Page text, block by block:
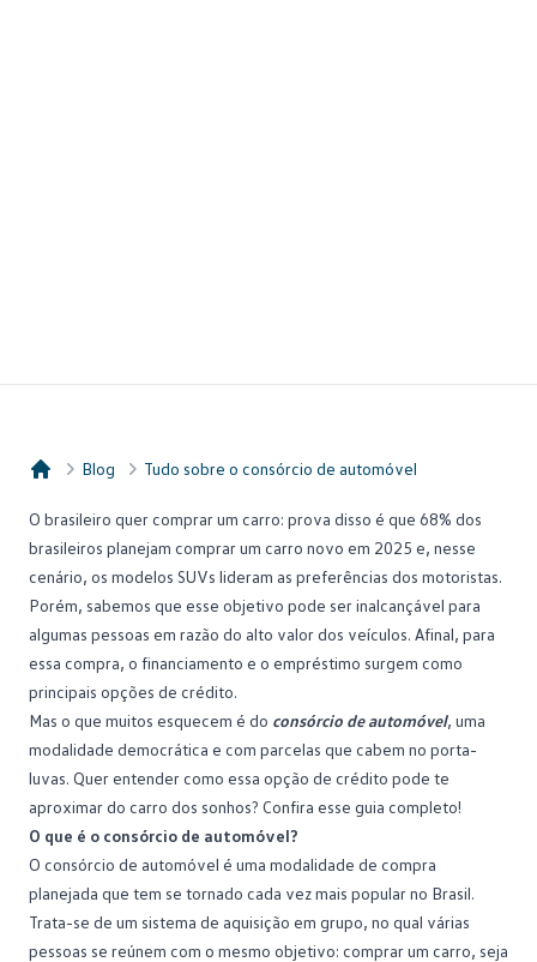
Blog Tudo sobre o consórcio de automóvel
O brasileiro quer comprar um carro: prova disso é que 68% dos
brasileiros planejam comprar um carro novo em 2025 e, nesse
cenário, os modelos SUVs lideram as preferências dos motoristas.
Porém, sabemos que esse objetivo pode ser inalcançável para
algumas pessoas em razão do alto valor dos veículos. Afinal, para
essa compra, o financiamento e o empréstimo surgem como
principais opções de crédito.
Mas o que muitos esquecem é do consórcio de automóvel, uma
modalidade democrática e com parcelas que cabem no porta-
luvas. Quer entender como essa opção de crédito pode te
aproximar do carro dos sonhos? Confira esse guia completo!
O que é o consórcio de automóvel?
O consórcio de automóvel é uma modalidade de compra
planejada que tem se tornado cada vez mais popular no Brasil.
Trata-se de um sistema de aquisição em grupo, no qual várias
pessoas se reúnem com o mesmo objetivo: comprar um carro, seja